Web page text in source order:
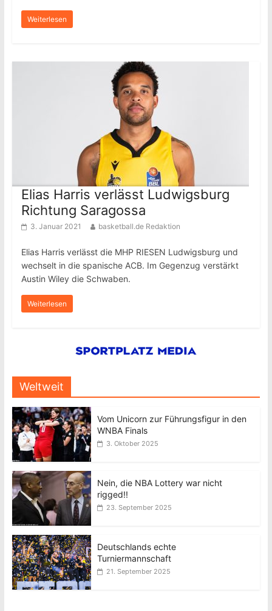
Weiterlesen
Elias Harris verlässt Ludwigsburg
Richtung Saragossa
3. Januar 2021 basketball.de Redaktion
Elias Harris verlässt die MHP RIESEN Ludwigsburg und
wechselt in die spanische ACB. Im Gegenzug verstärkt
Austin Wiley die Schwaben.
Weiterlesen
Weltweit
Vom Unicorn zur Führungsfigur in den
WNBA Finals
3. Oktober 2025
Nein, die NBA Lottery war nicht
rigged!!
23. September 2025
Deutschlands echte
Turniermannschaft
21. September 2025